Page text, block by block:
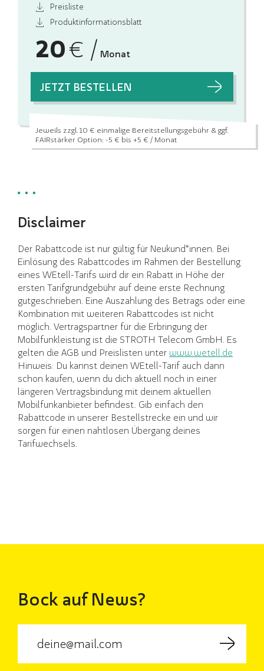
Preisliste
Produktinformationsblatt
20€ / Monat
JETZT BESTELLEN
Jeweils zzgl. 10 € einmalige Bereitstellungsgebühr & ggf.
FAIRstärker Option: -5 € bis +5 € / Monat
Disclaimer
Der Rabattcode ist nur gültig für Neukund*innen. Bei
Einlösung des Rabattcodes im Rahmen der Bestellung
eines WEtell-Tarifs wird dir ein Rabatt in Höhe der
ersten Tarifgrundgebühr auf deine erste Rechnung
gutgeschrieben. Eine Auszahlung des Betrags oder eine
Kombination mit weiteren Rabattcodes ist nicht
möglich. Vertragspartner für die Erbringung der
Mobilfunkleistung ist die STROTH Telecom GmbH. Es
gelten die AGB und Preislisten unter www.wetell.de
Hinweis: Du kannst deinen WEtell-Tarif auch dann
schon kaufen, wenn du dich aktuell noch in einer
längeren Vertragsbindung mit deinem aktuellen
Mobilfunkanbieter befindest. Gib einfach den
Rabattcode in unserer Bestellstrecke ein und wir
sorgen für einen nahtlosen Übergang deines
Tarifwechsels.
Bock auf News?